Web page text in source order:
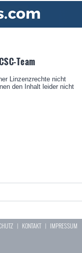
Team
Linzenzrechte nicht
den Inhalt leider nicht
| KONTAKT| IMPRESSUM